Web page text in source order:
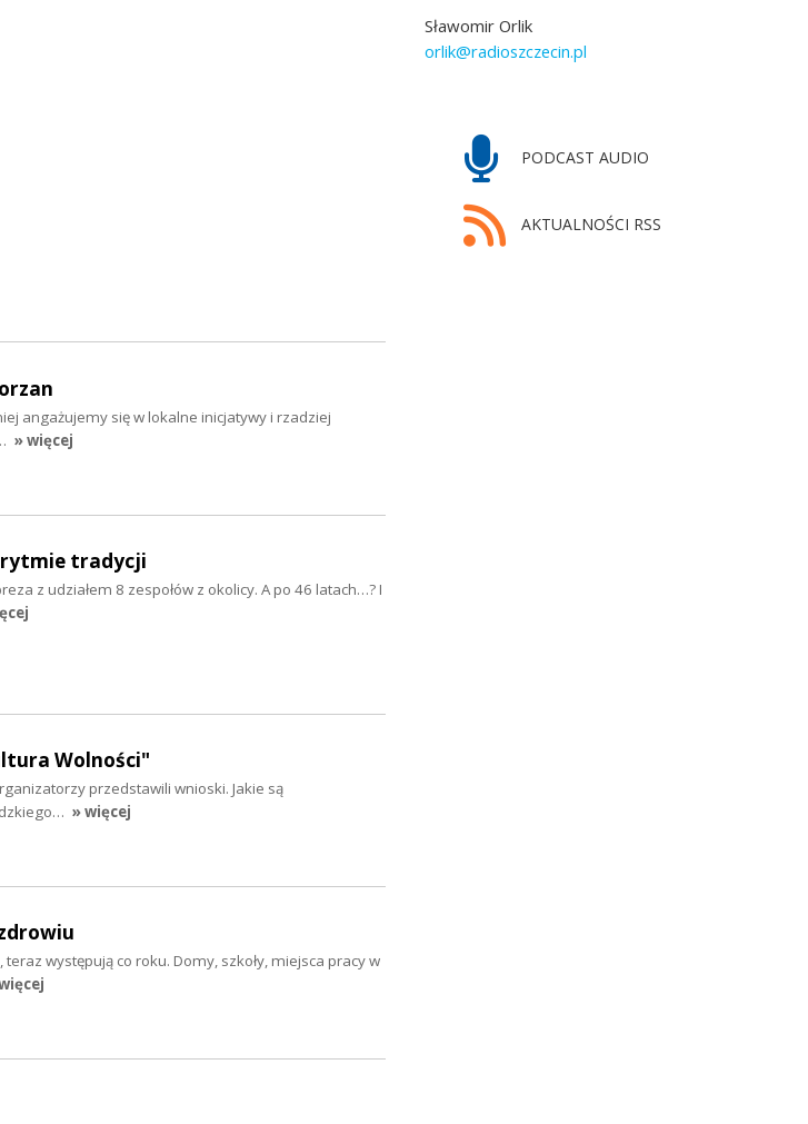
Sławomir Orlik
orlik@radioszczecin.pl
PODCAST AUDIO
AKTUALNOŚCI RSS
angażujemy się w lokalne inicjatywy i rzadziej
» więcej
rytmie tradycji
z udziałem 8 zespołów z okolicy. A po 46 latach…? I
Wolności"
przedstawili wnioski. Jakie są
» więcej
występują co roku. Domy, szkoły, miejsca pracy w